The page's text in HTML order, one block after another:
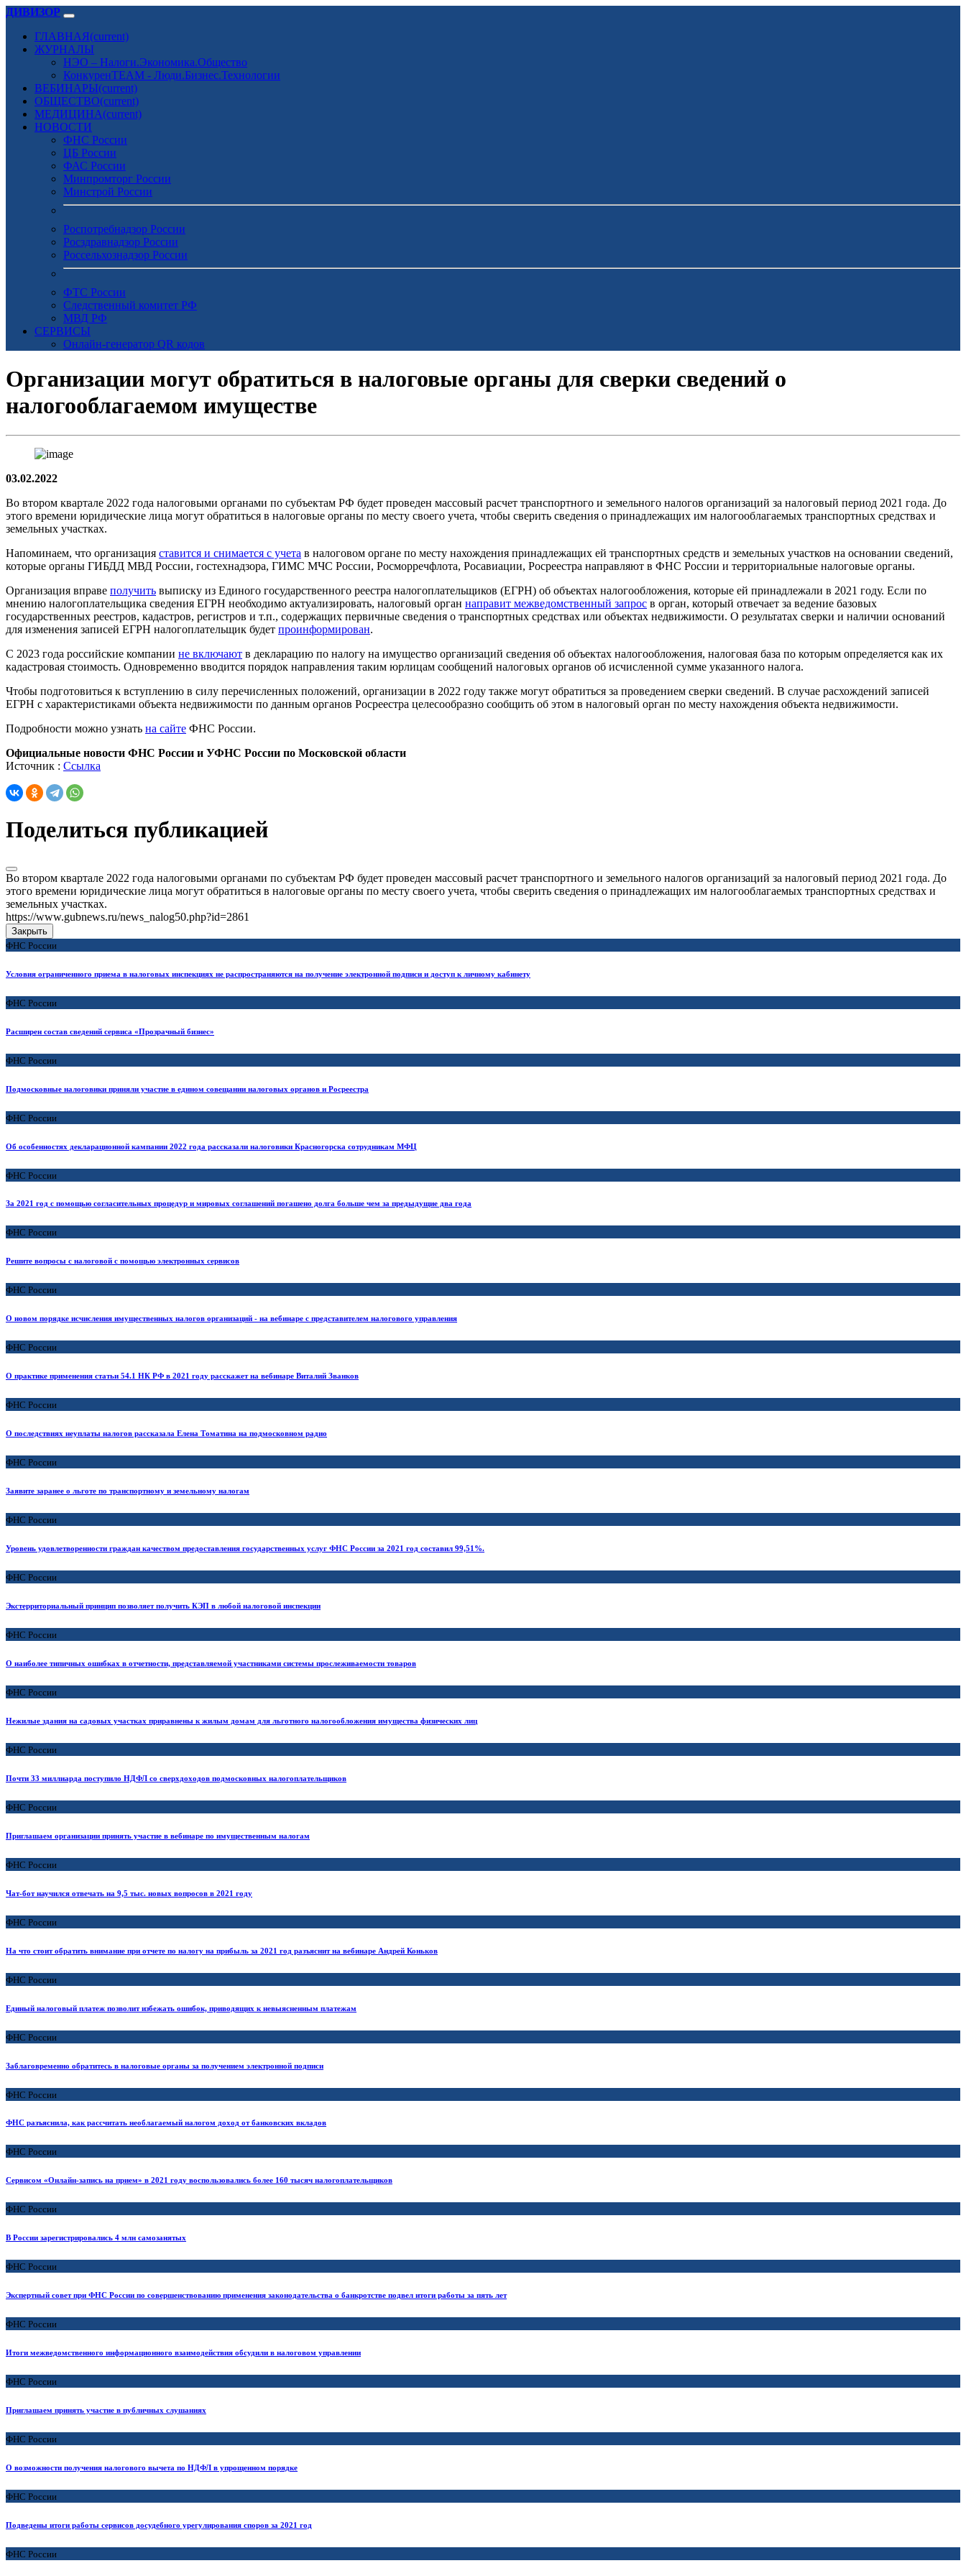
ДИВИЗОР
ГЛАВНАЯ(current)
ЖУРНАЛЫ
НЭО – Налоги.Экономика.Общество
КонкуренTEAM - Люди.Бизнес.Технологии
ВЕБИНАРЫ(current)
ОБЩЕСТВО(current)
МЕДИЦИНА(current)
НОВОСТИ
ФНС России
ЦБ России
ФАС России
Минпромторг России
Минстрой России
Роспотребнадзор России
Росздравнадзор России
Россельхознадзор России
ФТС России
Следственный комитет РФ
МВД РФ
СЕРВИСЫ
Онлайн-генератор QR кодов
Организации могут обратиться в налоговые органы для сверки сведений о
налогооблагаемом имуществе
03.02.2022
Во втором квартале 2022 года налоговыми органами по субъектам РФ будет проведен массовый расчет транспортного и земельного налогов организаций за налоговый период 2021 года. До
этого времени юридические лица могут обратиться в налоговые органы по месту своего учета, чтобы сверить сведения о принадлежащих им налогооблагаемых транспортных средствах и
земельных участках.
Напоминаем, что организация ставится и снимается с учета в налоговом органе по месту нахождения принадлежащих ей транспортных средств и земельных участков на основании сведений,
которые органы ГИБДД МВД России, гостехнадзора, ГИМС МЧС России, Росморречфлота, Росавиации, Росреестра направляют в ФНС России и территориальные налоговые органы.
Организация вправе получить выписку из Единого государственного реестра налогоплательщиков (ЕГРН) об объектах налогообложения, которые ей принадлежали в 2021 году. Если по
мнению налогоплательщика сведения ЕГРН необходимо актуализировать, налоговый орган направит межведомственный запрос в орган, который отвечает за ведение базовых
государственных реестров, кадастров, регистров и т.п., содержащих первичные сведения о транспортных средствах или объектах недвижимости. О результатах сверки и наличии оснований
для изменения записей ЕГРН налогоплательщик будет проинформирован.
С 2023 года российские компании не включают в декларацию по налогу на имущество организаций сведения об объектах налогообложения, налоговая база по которым определяется как их
кадастровая стоимость. Одновременно вводится порядок направления таким юрлицам сообщений налоговых органов об исчисленной сумме указанного налога.
Чтобы подготовиться к вступлению в силу перечисленных положений, организации в 2022 году также могут обратиться за проведением сверки сведений. В случае расхождений записей
ЕГРН с характеристиками объекта недвижимости по данным органов Росреестра целесообразно сообщить об этом в налоговый орган по месту нахождения объекта недвижимости.
Подробности можно узнать на сайте ФНС России.
Официальные новости ФНС России и УФНС России по Московской области
Источник : Ссылка
Поделиться публикацией
Во втором квартале 2022 года налоговыми органами по субъектам РФ будет проведен массовый расчет транспортного и земельного налогов организаций за налоговый период 2021 года. До
этого времени юридические лица могут обратиться в налоговые органы по месту своего учета, чтобы сверить сведения о принадлежащих им налогооблагаемых транспортных средствах и
земельных участках.
https://www.gubnews.ru/news_nalog50.php?id=2861
Закрыть
ФНС России
Условия ограниченного приема в налоговых инспекциях не распространяются на получение электронной подписи и доступ к личному кабинету
ФНС России
Расширен состав сведений сервиса «Прозрачный бизнес»
ФНС России
Подмосковные налоговики приняли участие в едином совещании налоговых органов и Росреестра
ФНС России
Об особенностях декларационной кампании 2022 года рассказали налоговики Красногорска сотрудникам МФЦ
ФНС России
За 2021 год с помощью согласительных процедур и мировых соглашений погашено долга больше чем за предыдущие два года
ФНС России
Решите вопросы с налоговой с помощью электронных сервисов
ФНС России
О новом порядке исчисления имущественных налогов организаций - на вебинаре с представителем налогового управления
ФНС России
О практике применения статьи 54.1 НК РФ в 2021 году расскажет на вебинаре Виталий Званков
ФНС России
О последствиях неуплаты налогов рассказала Елена Томатина на подмосковном радио
ФНС России
Заявите заранее о льготе по транспортному и земельному налогам
ФНС России
Уровень удовлетворенности граждан качеством предоставления государственных услуг ФНС России за 2021 год составил 99,51%.
ФНС России
Экстерриториальный принцип позволяет получить КЭП в любой налоговой инспекции
ФНС России
О наиболее типичных ошибках в отчетности, представляемой участниками системы прослеживаемости товаров
ФНС России
Нежилые здания на садовых участках приравнены к жилым домам для льготного налогообложения имущества физических лиц
ФНС России
Почти 33 миллиарда поступило НДФЛ со сверхдоходов подмосковных налогоплательщиков
ФНС России
Приглашаем организации принять участие в вебинаре по имущественным налогам
ФНС России
Чат-бот научился отвечать на 9,5 тыс. новых вопросов в 2021 году
ФНС России
На что стоит обратить внимание при отчете по налогу на прибыль за 2021 год разъяснит на вебинаре Андрей Коньков
ФНС России
Единый налоговый платеж позволит избежать ошибок, приводящих к невыясненным платежам
ФНС России
Заблаговременно обратитесь в налоговые органы за получением электронной подписи
ФНС России
ФНС разъяснила, как рассчитать необлагаемый налогом доход от банковских вкладов
ФНС России
Сервисом «Онлайн-запись на прием» в 2021 году воспользовались более 160 тысяч налогоплательщиков
ФНС России
В России зарегистрировались 4 млн самозанятых
ФНС России
Экспертный совет при ФНС России по совершенствованию применения законодательства о банкротстве подвел итоги работы за пять лет
ФНС России
Итоги межведомственного информационного взаимодействия обсудили в налоговом управлении
ФНС России
Приглашаем принять участие в публичных слушаниях
ФНС России
О возможности получения налогового вычета по НДФЛ в упрощенном порядке
ФНС России
Подведены итоги работы сервисов досудебного урегулирования споров за 2021 год
ФНС России